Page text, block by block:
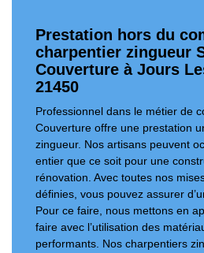
Prestation hors du
charpentier zingueur
Couverture à Jours
21450
Professionnel dans le métier de
Couverture offre une prestation
zingueur. Nos artisans peuvent
entier que ce soit pour une
rénovation. Avec toutes nos
définies, vous pouvez assurer
Pour ce faire, nous mettons en
faire avec l’utilisation des
performants. Nos charpentiers